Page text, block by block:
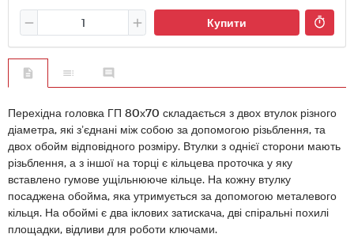
Купити
Перехідна головка ГП 80х70 складається з двох втулок різного
діаметра, які з’єднані між собою за допомогою різьблення, та
двох обойм відповідного розміру. Втулки з однієї сторони мають
різьблення, а з іншої на торці є кільцева проточка у яку
вставлено гумове ущільнююче кільце. На кожну втулку
посаджена обойма, яка утримується за допомогою металевого
кільця. На обоймі є два іклових затискача, дві спіральні похилі
площадки, відливи для роботи ключами.